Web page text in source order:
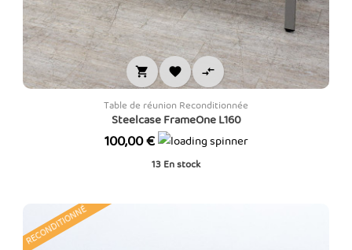
  
Table de réunion Reconditionnée
Steelcase FrameOne L160
Prix
100,00 €
13 En stock
RECONDITIONNÉ